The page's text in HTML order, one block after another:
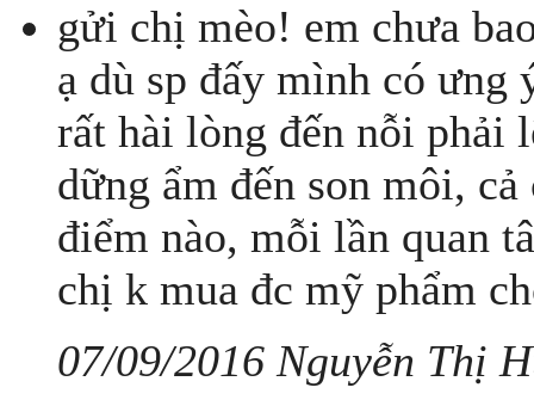
gửi chị mèo! em chưa
ạ dù sp đấy mình có ưng
rất hài lòng đến nỗi phải
dững ẩm đến son môi,
điểm nào, mỗi lần quan
chị k mua đc mỹ phẩm
07/09/2016 Nguyễn Thị